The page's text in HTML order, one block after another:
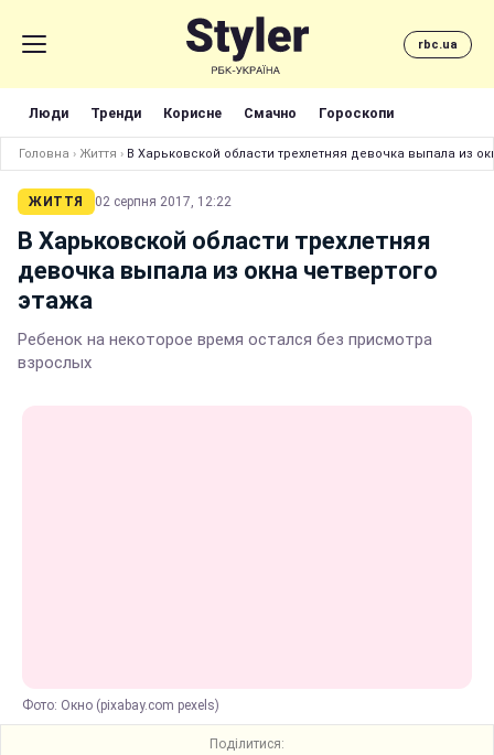
rbc.ua
Люди Тренди Корисне Смачно Гороскопи
Головна › Життя › В Харьковской области трехлетняя девочка выпала из
ЖИТТЯ 02 серпня 2017, 12:22
В Харьковской области трехлетняя
девочка выпала из окна четвертого
этажа
Ребенок на некоторое время остался без присмотра
взрослых
Фото: Окно (pixabay.com pexels)
Поділитися: